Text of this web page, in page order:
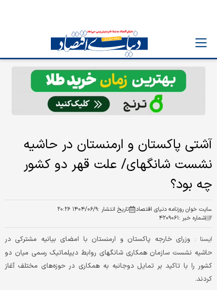
آشتی پاکستان و ارمنستان در حاشیه
نشست شانگهای/ علت قهر دو کشور
چه بود؟
سایت خوان روزنامه دنیای اقتصاد تاریخ انتشار :۱۴۰۴/۰۶/۹ ۲۰:۲۶
شماره خبر :۴۲۰۹۰۶۱
ايسنا : وزرای خارجه پاکستان و ارمنستان با امضای بیانیه مشترکی در
حاشیه نشست سازمان همکاری شانگهای روابط دیپلماتیک رسمی میان دو
کشور را با تاکید بر تمایل دوجانبه به همکاری در حوزه‌های مختلف آغاز
کردند.